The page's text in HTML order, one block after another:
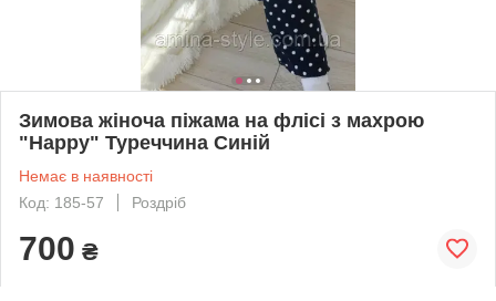
Зимова жіноча піжама на флісі з махрою
"Happy" Туреччина Синій
Немає в наявності
Код: 185-57
Роздріб
700 ₴